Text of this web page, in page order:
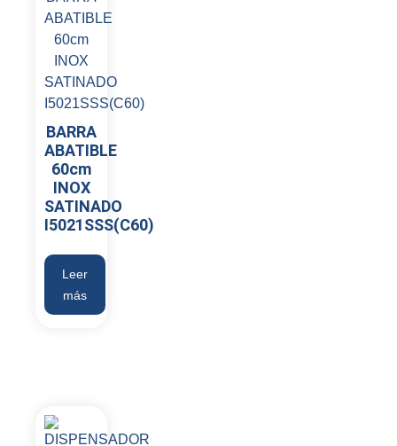
BARRA
ABATIBLE
60cm
INOX
SATINADO
I5021SSS(C60)
Leer
más